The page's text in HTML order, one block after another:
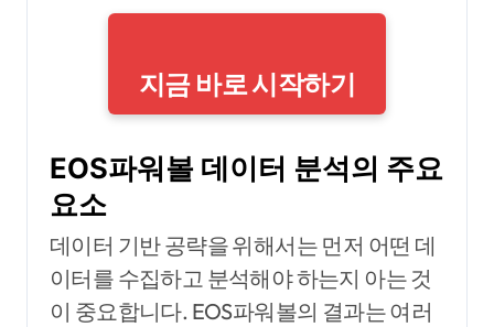
지금 바로 시작하기
EOS파워볼 데이터 분석의 주요
요소
데이터 기반 공략을 위해서는 먼저 어떤 데
이터를 수집하고 분석해야 하는지 아는 것
이 중요합니다. EOS파워볼의 결과는 여러